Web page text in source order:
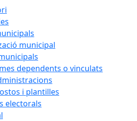
municipal
dependents o vinculats
i plantilles
electorals